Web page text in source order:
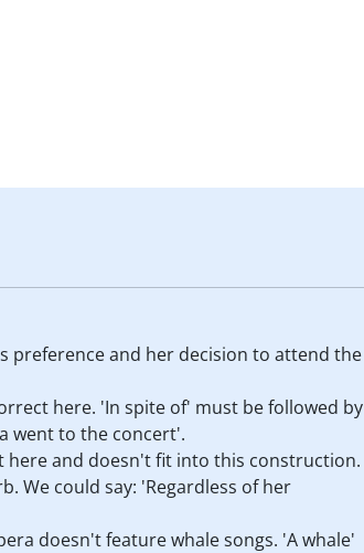
preference and her decision to attend the
here. 'In spite of' must be followed by
went to the concert'.
here and doesn't fit into this construction.
We could say: 'Regardless of her
doesn't feature whale songs. 'A whale'